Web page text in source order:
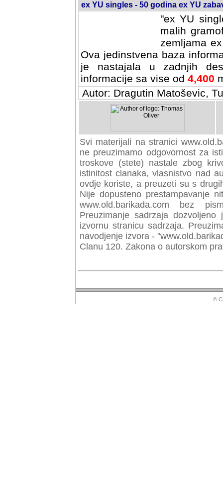
ex YU singles - 50 godina ex YU
"ex YU
malih
zemljama
Ova jedinstvena baza
je nastajala u zadnjih
informacije sa vise od 4,400
Autor: Dragutin Matoševic,
Svi materijali na stranici
preuzimamo odgovornost za
troskove (stete) nastale zbog
istinitost clanaka, vlasnistvo nad
ovdje koriste, a preuzeti su s
Nije dopusteno prestampavanje
www.old.barikada.com bez
Preuzimanje sadrzaja
izvornu stranicu sadrzaja.
navodjenje izvora -
Clanu 120. Zakona o autorskom
©